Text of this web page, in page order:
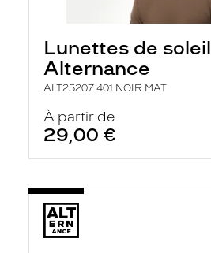
Lunettes de soleil
Alternance
ALT25207 401 NOIR MAT
À partir de
29,00 €